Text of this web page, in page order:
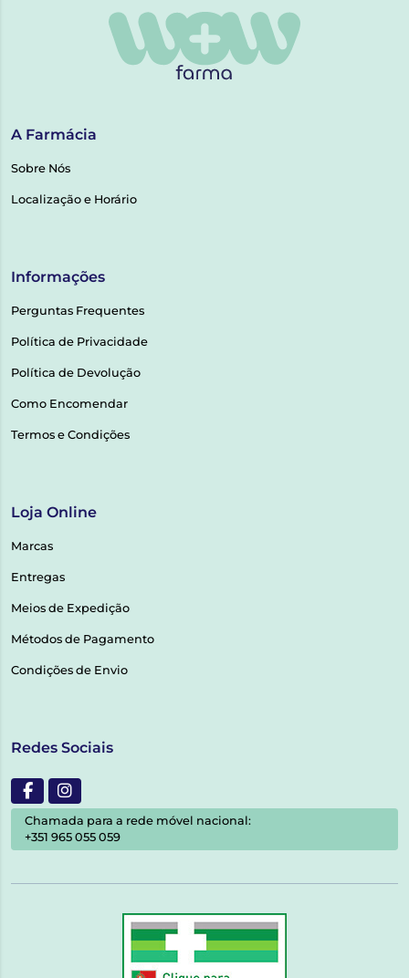
A Farmácia
Sobre Nós
Localização e Horário
Informações
Perguntas Frequentes
Política de Privacidade
Política de Devolução
Como Encomendar
Termos e Condições
Loja Online
Marcas
Entregas
Meios de Expedição
Métodos de Pagamento
Condições de Envio
Redes Sociais
Chamada para a rede móvel nacional:
+351 965 055 059